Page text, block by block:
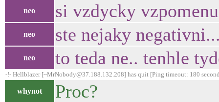
neo si vzdycky
neo ste nejaky
neo to teda ne.. tenhle
-!- Hellblazer [~MrNobody@37.188.132.208] has quit [Ping timeout: 180
whynot Proc?